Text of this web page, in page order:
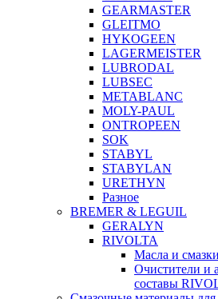
GEARMASTER
GLEITMO
HYKOGEEN
LAGERMEISTER
LUBRODAL
LUBSEC
METABLANC
MOLY-PAUL
ONTROPEEN
SOK
STABYL
STABYLAN
URETHYN
Разное
BREMER & LEGUIL
GERALYN
RIVOLTA
Масла и
Очистители и
составы